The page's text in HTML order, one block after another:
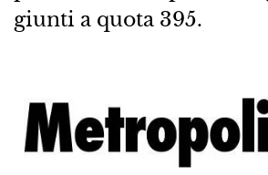
giunti a quota 395.